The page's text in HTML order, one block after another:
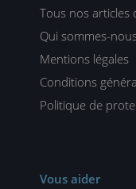
Tous nos
Qui sommes-
Mentions légales
Conditions
Politique de
Vous aider